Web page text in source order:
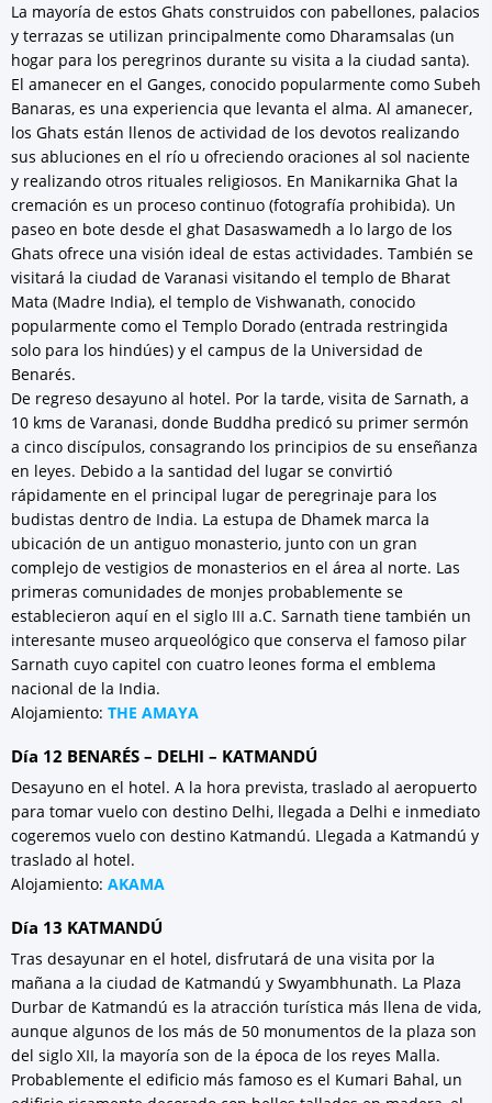
La mayoría de estos Ghats construidos con pabellones, palacios
y terrazas se utilizan principalmente como Dharamsalas (un
hogar para los peregrinos durante su visita a la ciudad santa).
El amanecer en el Ganges, conocido popularmente como Subeh
Banaras, es una experiencia que levanta el alma. Al amanecer,
los Ghats están llenos de actividad de los devotos realizando
sus abluciones en el río u ofreciendo oraciones al sol naciente
y realizando otros rituales religiosos. En Manikarnika Ghat la
cremación es un proceso continuo (fotografía prohibida). Un
paseo en bote desde el ghat Dasaswamedh a lo largo de los
Ghats ofrece una visión ideal de estas actividades. También se
visitará la ciudad de Varanasi visitando el templo de Bharat
Mata (Madre India), el templo de Vishwanath, conocido
popularmente como el Templo Dorado (entrada restringida
solo para los hindúes) y el campus de la Universidad de
Benarés.
De regreso desayuno al hotel. Por la tarde, visita de Sarnath, a
10 kms de Varanasi, donde Buddha predicó su primer sermón
a cinco discípulos, consagrando los principios de su enseñanza
en leyes. Debido a la santidad del lugar se convirtió
rápidamente en el principal lugar de peregrinaje para los
budistas dentro de India. La estupa de Dhamek marca la
ubicación de un antiguo monasterio, junto con un gran
complejo de vestigios de monasterios en el área al norte. Las
primeras comunidades de monjes probablemente se
establecieron aquí en el siglo III a.C. Sarnath tiene también un
interesante museo arqueológico que conserva el famoso pilar
Sarnath cuyo capitel con cuatro leones forma el emblema
nacional de la India.
Alojamiento: THE AMAYA
Día 12 BENARÉS – DELHI – KATMANDÚ
Desayuno en el hotel. A la hora prevista, traslado al aeropuerto
para tomar vuelo con destino Delhi, llegada a Delhi e inmediato
cogeremos vuelo con destino Katmandú. Llegada a Katmandú y
traslado al hotel.
Alojamiento: AKAMA
Día 13 KATMANDÚ
Tras desayunar en el hotel, disfrutará de una visita por la
mañana a la ciudad de Katmandú y Swyambhunath. La Plaza
Durbar de Katmandú es la atracción turística más llena de vida,
aunque algunos de los más de 50 monumentos de la plaza son
del siglo XII, la mayoría son de la época de los reyes Malla.
Probablemente el edificio más famoso es el Kumari Bahal, un